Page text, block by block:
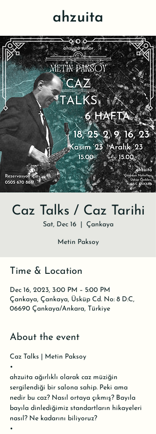
ahzuita
Caz Talks / Caz Tarihi
Sat, Dec 16 Çankaya
Metin Paksoy
Time & Location
Dec 16, 2023, 3:00 PM – 5:00 PM
Çankaya, Çankaya, Üsküp Cd. No: 8 D:C,
06690 Çankaya/Ankara, Türkiye
About the event
Caz Talks | Metin Paksoy
•
ahzuita ağırlıklı olarak caz müziğin
sergilendiği bir salona sahip. Peki ama
nedir bu caz? Nasıl ortaya çıkmış? Bayıla
bayıla dinlediğimiz standartların hikayeleri
nasıl? Ne kadarını biliyoruz?
•